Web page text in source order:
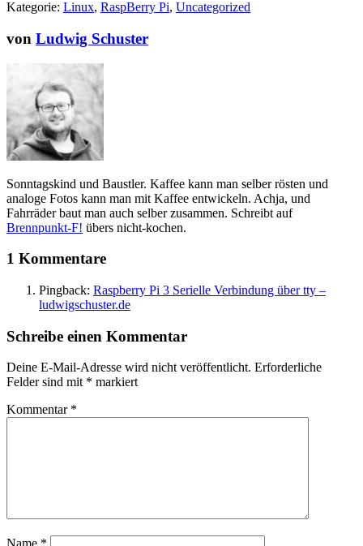
Kategorie: Linux, RaspBerry Pi, Uncategorized
von Ludwig Schuster
Sonntagskind und Baustler. Kaffee kann man selber rösten und
analoge Fotos kann man mit Kaffee entwickeln. Achja, und
Fahrräder baut man auch selber zusammen. Schreibt auf
Brennpunkt-F! übers nicht-kochen.
1 Kommentare
Pingback: Raspberry Pi 3 Serielle Verbindung über tty –
ludwigschuster.de
Schreibe einen Kommentar
Deine E-Mail-Adresse wird nicht veröffentlicht. Erforderliche
Felder sind mit * markiert
Kommentar *